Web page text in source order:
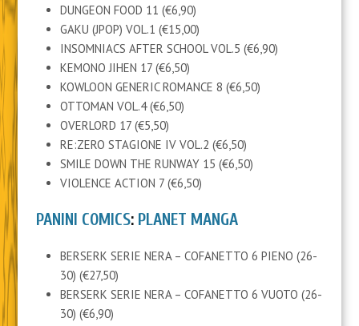
DUNGEON FOOD 11 (€6,90)
GAKU (JPOP) VOL.1 (€15,00)
INSOMNIACS AFTER SCHOOL VOL.5 (€6,90)
KEMONO JIHEN 17 (€6,50)
KOWLOON GENERIC ROMANCE 8 (€6,50)
OTTOMAN VOL.4 (€6,50)
OVERLORD 17 (€5,50)
RE:ZERO STAGIONE IV VOL.2 (€6,50)
SMILE DOWN THE RUNWAY 15 (€6,50)
VIOLENCE ACTION 7 (€6,50)
PANINI COMICS: PLANET MANGA
BERSERK SERIE NERA – COFANETTO 6 PIENO (26-
30) (€27,50)
BERSERK SERIE NERA – COFANETTO 6 VUOTO (26-
30) (€6,90)